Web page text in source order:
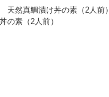
然真鯛漬け丼の素（2人前）
素（2人前）